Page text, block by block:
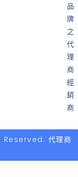
品
牌
之
代
理
商
經
銷
商
Reserved. 代理商